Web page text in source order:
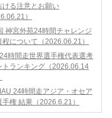
ける注意とお願い
）
神宮外苑24時間チャレンジ
程について（2026.06.21）
時間走世界選手権代表選考
トランキング（2026.06.14
24時間走アジア・オセア
手権 結果（2026.6.21）